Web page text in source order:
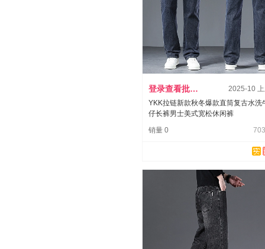
登录查看批发价
2025-10
YKK拉链新款秋冬爆款直筒复古水洗
仔长裤男士美式宽松休闲裤
销量 0